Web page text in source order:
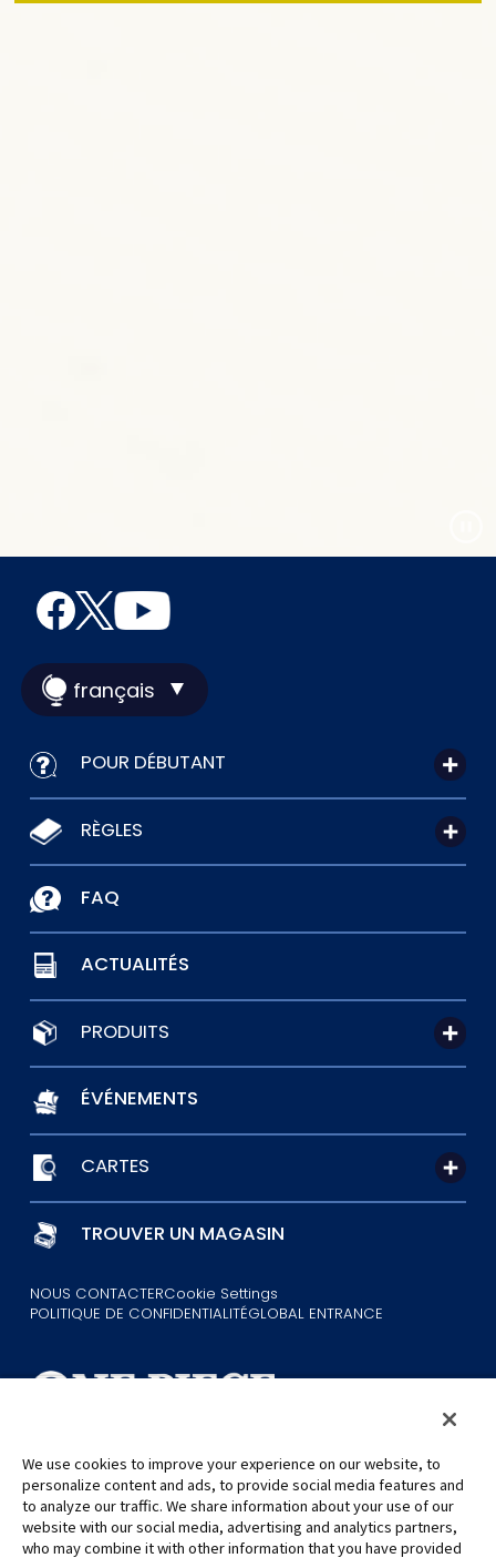
français
POUR DÉBUTANT
RÈGLES
FAQ
ACTUALITÉS
PRODUITS
ÉVÉNEMENTS
CARTES
TROUVER UN MAGASIN
NOUS CONTACTERCookie Settings
POLITIQUE DE CONFIDENTIALITÉGLOBAL ENTRANCE
©Eiichiro Oda/Shueisha
©Eiichiro Oda/Shueisha, Toei Animation
Toutes les images, textes et données de ce site web ne peuvent être
We use cookies to improve your experience on our website, to
personalize content and ads, to provide social media features and
to analyze our traffic. We share information about your use of our
website with our social media, advertising and analytics partners,
who may combine it with other information that you have provided